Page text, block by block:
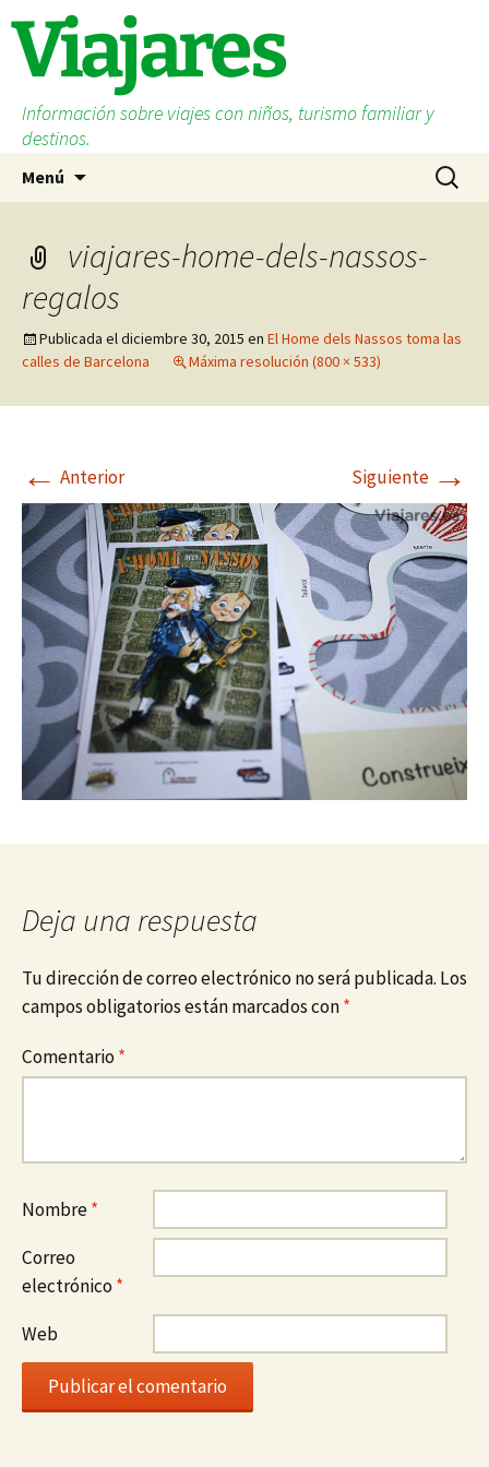
contenido
Viajares
Información sobre viajes con niños, turismo familiar y
destinos.
Menú Buscar:
viajares-home-dels-nassos-
regalos
Publicada eldiciembre 30, 2015 en El Home dels Nassos toma las
calles de Barcelona
Máxima resolución (800 × 533)
← Anterior Siguiente →
Deja una respuesta
Tu dirección de correo electrónico no será publicada. Los
campos obligatorios están marcados con*
Comentario*
Nombre*
Correo
electrónico*
Web